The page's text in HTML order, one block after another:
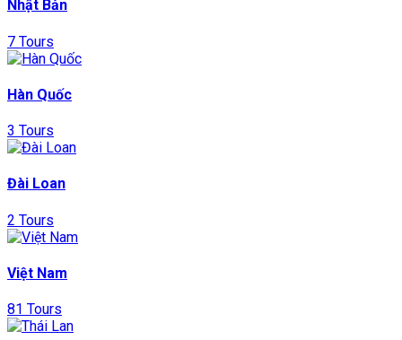
Nhật Bản
7 Tours
Hàn Quốc
3 Tours
Đài Loan
2 Tours
Việt Nam
81 Tours